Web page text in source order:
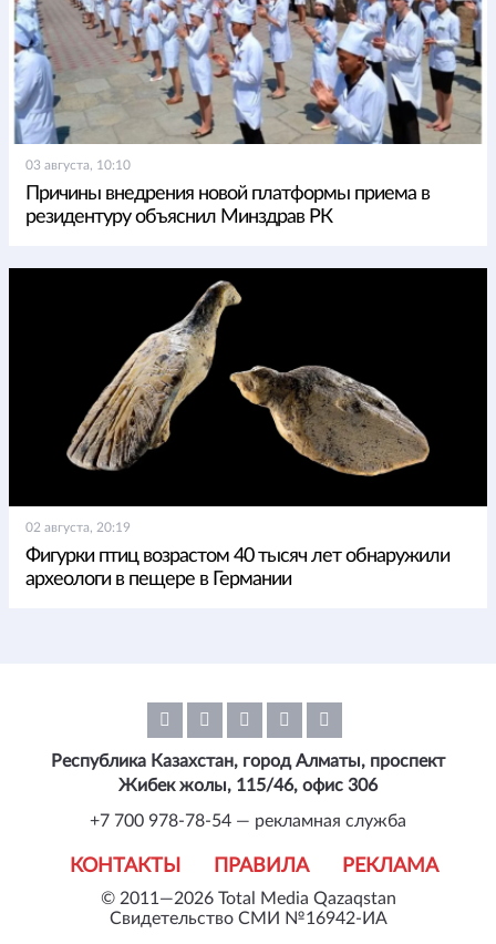
03 августа, 10:10
Причины внедрения новой платформы приема в
резидентуру объяснил Минздрав РК
02 августа, 20:19
Фигурки птиц возрастом 40 тысяч лет обнаружили
археологи в пещере в Германии
© 2011—2026 Total Media Qazaqstan
Свидетельство СМИ №16942-ИА
КОНТАКТЫ ПРАВИЛА РЕКЛАМА
Республика Казахстан, город Алматы, проспект
Жибек жолы, 115/46, офис 306
+7 700 978-78-54 — рекламная служба